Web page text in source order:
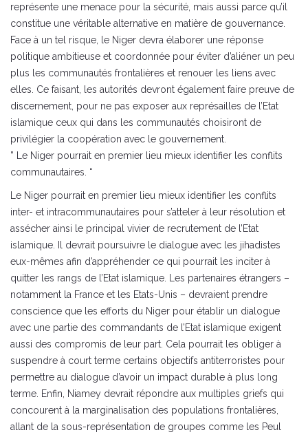
représente une menace pour la sécurité, mais aussi parce qu’il
constitue une véritable alternative en matière de gouvernance.
Face à un tel risque, le Niger devra élaborer une réponse
politique ambitieuse et coordonnée pour éviter d’aliéner un peu
plus les communautés frontalières et renouer les liens avec
elles. Ce faisant, les autorités devront également faire preuve de
discernement, pour ne pas exposer aux représailles de l’Etat
islamique ceux qui dans les communautés choisiront de
privilégier la coopération avec le gouvernement.
” Le Niger pourrait en premier lieu mieux identifier les conflits
communautaires. “
Le Niger pourrait en premier lieu mieux identifier les conflits
inter- et intracommunautaires pour s’atteler à leur résolution et
assécher ainsi le principal vivier de recrutement de l’Etat
islamique. Il devrait poursuivre le dialogue avec les jihadistes
eux-mêmes afin d’appréhender ce qui pourrait les inciter à
quitter les rangs de l’Etat islamique. Les partenaires étrangers –
notamment la France et les Etats-Unis – devraient prendre
conscience que les efforts du Niger pour établir un dialogue
avec une partie des commandants de l’Etat islamique exigent
aussi des compromis de leur part. Cela pourrait les obliger à
suspendre à court terme certains objectifs antiterroristes pour
permettre au dialogue d’avoir un impact durable à plus long
terme. Enfin, Niamey devrait répondre aux multiples griefs qui
concourent à la marginalisation des populations frontalières,
allant de la sous-représentation de groupes comme les Peul